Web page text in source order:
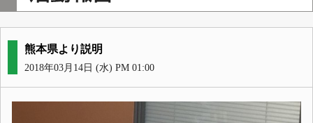
熊本県より説明
2018年03月14日 (水) PM 01:00